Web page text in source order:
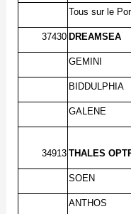
Tous sur le
37430 DREAMSEA
GEMINI
BIDDULPHIA
GALENE
34913 THALES
SOEN
ANTHOS